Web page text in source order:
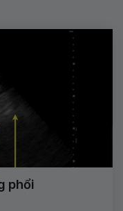
phổi